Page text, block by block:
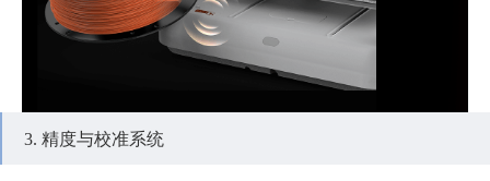
3. 精度与校准系统